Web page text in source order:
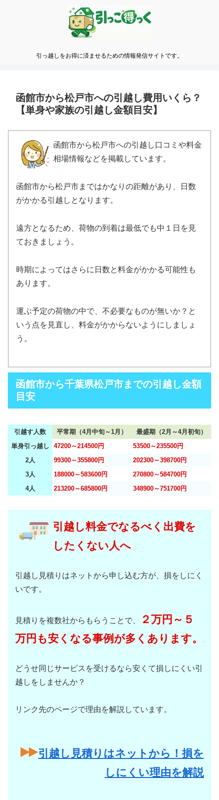
引っ越しをお得に済ませるための情報発信サイトです。
函館市から松戸市への引越し費用いくら？
【単身や家族の引越し金額目安】
函館市から松戸市への引越し口コミや料金
相場情報などを掲載しています。
函館市から松戸市まではかなりの距離があり、日数
がかかる引越しとなります。
遠方となるため、荷物の到着は最低でも中１日を見
ておきましょう。
時期によってはさらに日数と料金がかかる可能性も
あります。
運ぶ予定の荷物の中で、不必要なものが無いか？と
いう点を見直し、料金がかからないようにしましょ
う。
函館市から千葉県松戸市までの引越し金額
目安
引越す人数 平常期（4月中旬～1月）
最盛期（2月～4月初旬）
単身引っ越し
47200～214500円
53500～235500円
2人
99300～355800円
202300～398700円
3人
188000～583600円
270800～584700円
4人
213200～685800円 348900～751700円
引越し料金でなるべく出費を
したくない人へ
引越し見積りはネットから申し込む方が、損をしにく
いです。
見積りを複数社からもらうことで、
２万円～５
万円も安くなる事例が多くあります。
どうせ同じサービスを受けるなら安くて損しにくい引
越しをしませんか？
リンク先のページで理由を解説しています。
引越し見積りはネットから！損を
しにくい理由を解説